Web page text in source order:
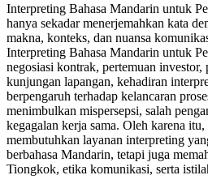
Interpreting Bahasa Mandarin untuk
hanya sekadar menerjemahkan kata
makna, konteks, dan nuansa
Interpreting Bahasa Mandarin untuk
negosiasi kontrak, pertemuan investor,
kunjungan lapangan, kehadiran
berpengaruh terhadap kelancaran
menimbulkan mispersepsi, salah
kegagalan kerja sama. Oleh karena itu,
membutuhkan layanan interpreting
berbahasa Mandarin, tetapi juga
Tiongkok, etika komunikasi, serta